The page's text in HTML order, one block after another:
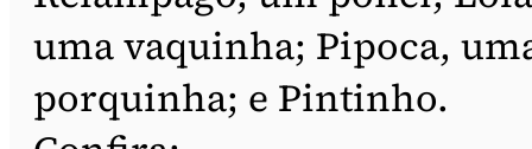
uma vaquinha; Pipoca,
porquinha; e Pintinho.